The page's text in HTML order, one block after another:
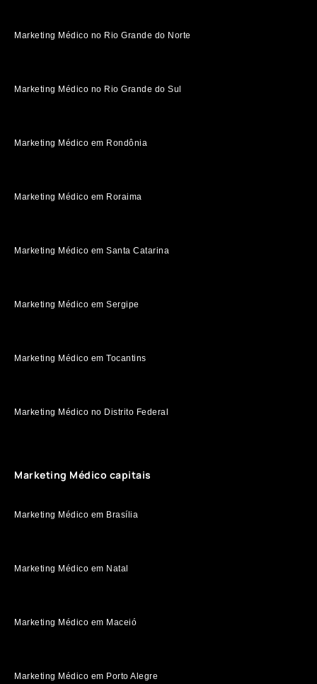
Marketing Médico no Rio Grande do Norte
Marketing Médico no Rio Grande do Sul
Marketing Médico em Rondônia
Marketing Médico em Roraima
Marketing Médico em Santa Catarina
Marketing Médico em Sergipe
Marketing Médico em Tocantins
Marketing Médico no Distrito Federal
Marketing Médico capitais
Marketing Médico em Brasília
Marketing Médico em Natal
Marketing Médico em Maceió
Marketing Médico em Porto Alegre